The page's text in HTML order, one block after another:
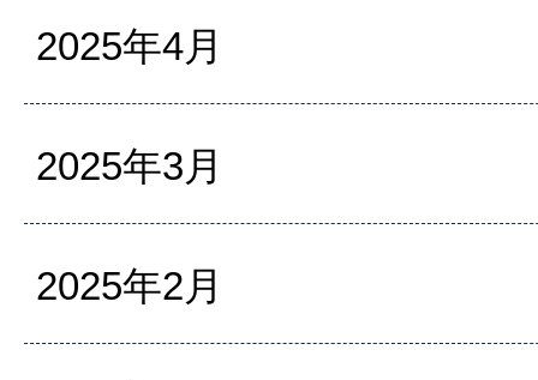
2025年4月
2025年3月
2025年2月